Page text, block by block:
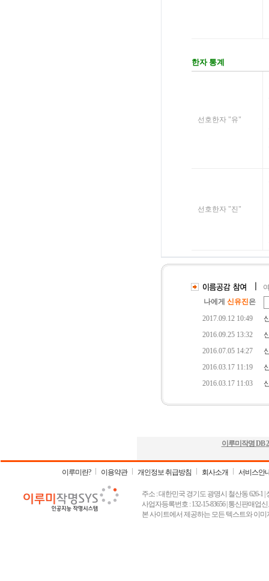
이루미작명 DB
이루미란? 이용약관 개인정보 취급방침 회사소개 서비스안
주소 : 대한민국 경기도 광명시 철산동 626-1 |
사업자등록번호 : 132-15-83656 | 통신판매업
본 사이트에서 제공하는 모든 텍스트와 이